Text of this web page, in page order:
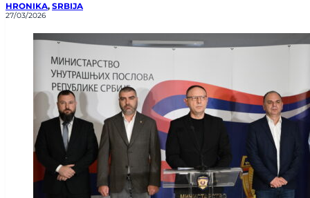
HRONIKA, SRBIJA
27/03/2026